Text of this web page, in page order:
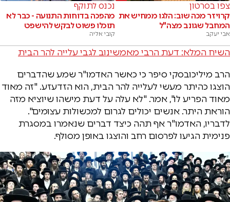
צפו בסרטון
קרויזר מכה שוב: הלגו ממחיש את
המחבל שגונב מצה"ל
אבי יעקב
נכנס לתוקף
מהפכה בדוחות התנועה - כבר לא
תוכלו פשוט לבקש להישפט
קובי אליה
השיח המלא: דעת הרבי מאמשינוב לגבי עלייה להר הבית
הרב מיליכובסקי סיפר כי כאשר האדמו"ר שמע שהדברים
הוצגו כהיתר מעשי לעלייה להר הבית, הוא הזדעזע. "זה מאוד
מאוד הפריע לו", אמר. "לא עלה על דעת מישהו שיוציא מזה
הוראת היתר. אנשים יכולים לגרום למכשולות עצומים".
לדבריו, האדמו"ר אף תהה כיצד דברים שנאמרו במסגרת
פנימית הגיעו לפרסום רחב והוצגו באופן מסולף.